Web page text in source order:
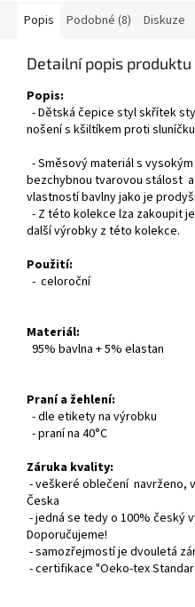
Popis Podobné (8) Diskuze
Detailní popis produktu
Popis:
- Dětská čepice styl skřítek
nošení s kšiltíkem proti sluníčku
- Směsový materiál s
bezchybnou tvarovou stálost
vlastností bavlny jako je
- Z této kolekce lza zakoupit
další výrobky z této kolekce.
Použití:
- celoroční
Materiál:
95% bavlna + 5% elastan
Praní a žehlení:
- dle etikety na výrobku
- praní na 40°C
Záruka kvality:
- veškeré oblečení navrženo,
Česka
- jedná se tedy o 100% český
Doporučujeme!
- samozřejmostí je dvouletá
- certifikace "Oeko-tex